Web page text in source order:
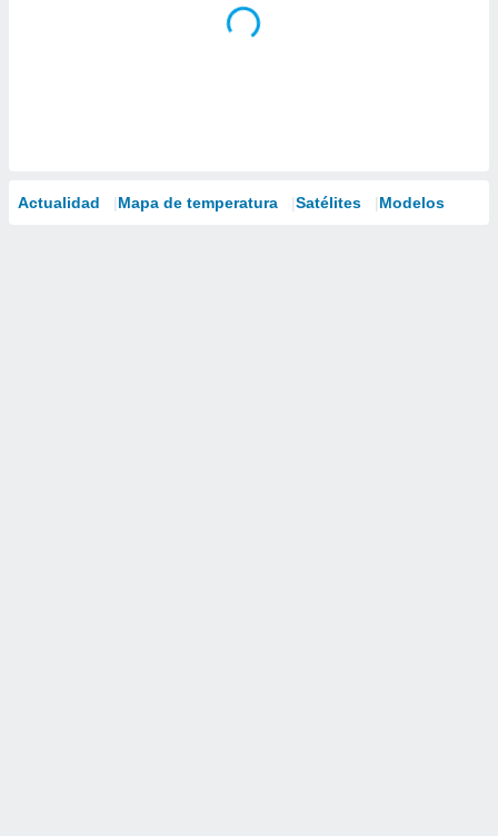
Actualidad Mapa de temperatura Satélites Modelos